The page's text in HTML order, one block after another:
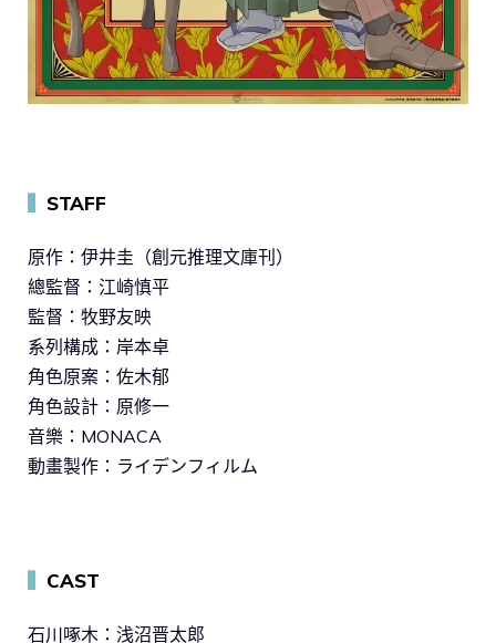
STAFF
原作：伊井圭（創元推理文庫刊）
總監督：江崎慎平
監督：牧野友映
系列構成：岸本卓
角色原案：佐木郁
角色設計：原修一
音樂：MONACA
動畫製作：ライデンフィルム
CAST
石川啄木：浅沼晋太郎